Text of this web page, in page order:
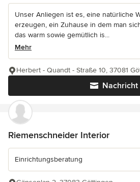
Unser Anliegen ist es, eine natürliche
erzeugen, ein Zuhause in dem man
das warm sowie gemütlich is...
Mehr
Nachricht
Herbert - Quandt - Straße 10, 37081
Riemenschneider Interior
Einrichtungsberatung